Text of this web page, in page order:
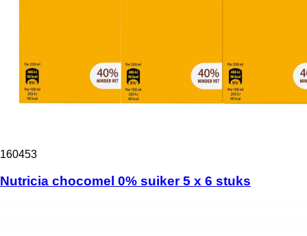
160453
Nutricia chocomel 0% suiker 5 x 6 stuks